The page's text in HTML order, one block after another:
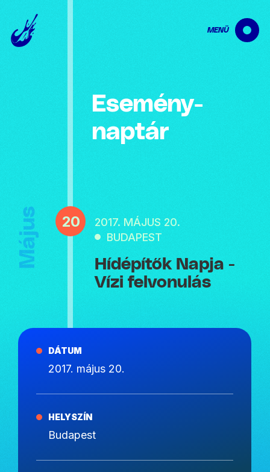
MENÜ
Esemény­
naptár
Május 20
2017. MÁJUS 20.
BUDAPEST
Hídépítők Napja -
Vízi felvonulás
DÁTUM
2017. május 20.
HELYSZÍN
Budapest